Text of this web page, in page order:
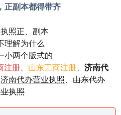
正副本都得带齐
照正、副本
理解为什么
小两个版式的
注册、 山东工商注册、 济南代
济南代办营业执照、 山东代办
执照